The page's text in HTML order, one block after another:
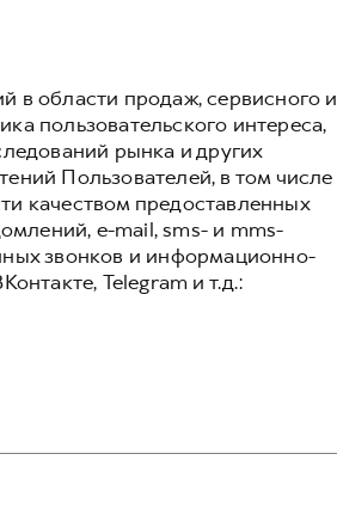
в области продаж, сервисного и
пользовательского интереса,
рынка и других
Пользователей, в том числе
качеством предоставленных
e-mail, sms- и mms-
звонков и информационно-
Telegram и т.д.: